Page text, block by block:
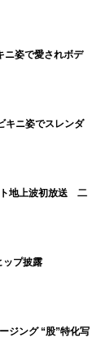
ニ姿で愛されボデ
キニ姿でスレンダ
ト地上波初放送 二
ップ披露
ジング “股”特化写